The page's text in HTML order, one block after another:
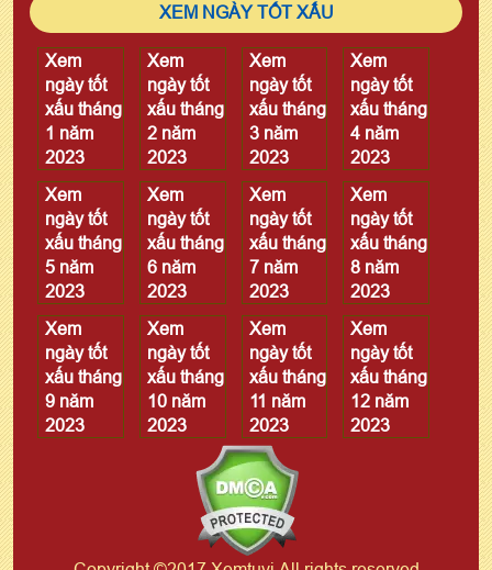
XEM NGÀY TỐT XẤU
Xem
ngày tốt
xấu tháng
1 năm
2023
Xem
ngày tốt
xấu tháng
2 năm
2023
Xem
ngày tốt
xấu tháng
3 năm
2023
Xem
ngày tốt
xấu tháng
4 năm
2023
Xem
ngày tốt
xấu tháng
5 năm
2023
Xem
ngày tốt
xấu tháng
6 năm
2023
Xem
ngày tốt
xấu tháng
7 năm
2023
Xem
ngày tốt
xấu tháng
8 năm
2023
Xem
ngày tốt
xấu tháng
9 năm
2023
Xem
ngày tốt
xấu tháng
10 năm
2023
Xem
ngày tốt
xấu tháng
11 năm
2023
Xem
ngày tốt
xấu tháng
12 năm
2023